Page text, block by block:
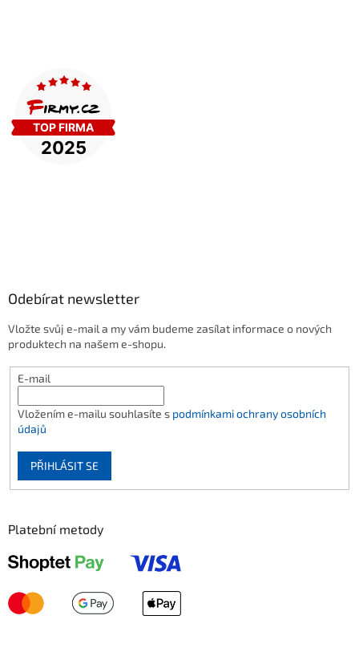
Odebírat newsletter
Vložte svůj e-mail a my vám budeme zasílat informace o nových
produktech na našem e-shopu.
E-mail
Vložením e-mailu souhlasíte s podmínkami ochrany osobních
údajů
PŘIHLÁSIT SE
Platební metody